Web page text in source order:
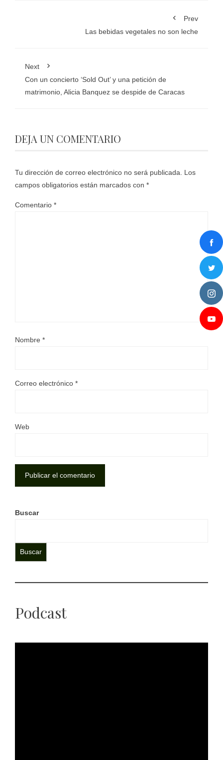
Prev
Las bebidas vegetales no son leche
Next
Con un concierto ‘Sold Out’ y una petición de
matrimonio, Alicia Banquez se despide de Caracas
DEJA UN COMENTARIO
Tu dirección de correo electrónico no será publicada.
Los
campos obligatorios están marcados con *
Comentario *
Nombre *
Correo electrónico *
Web
Buscar
Buscar
Podcast